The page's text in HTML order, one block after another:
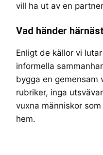
vill ha ut av en
Vad händer
Enligt de källor vi
informella
bygga en gemensam
rubriker, inga
vuxna människor
hem.